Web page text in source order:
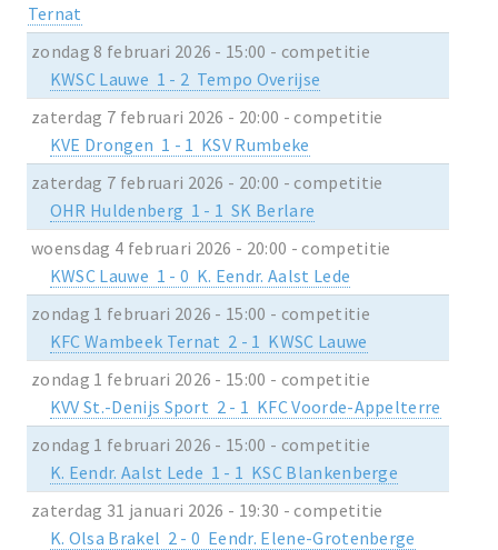
Ternat
zondag 8 februari 2026 - 15:00 - competitie
KWSC Lauwe 1 - 2 Tempo Overijse
zaterdag 7 februari 2026 - 20:00 - competitie
KVE Drongen 1 - 1 KSV Rumbeke
zaterdag 7 februari 2026 - 20:00 - competitie
OHR Huldenberg 1 - 1 SK Berlare
woensdag 4 februari 2026 - 20:00 - competitie
KWSC Lauwe 1 - 0 K. Eendr. Aalst Lede
zondag 1 februari 2026 - 15:00 - competitie
KFC Wambeek Ternat 2 - 1 KWSC Lauwe
zondag 1 februari 2026 - 15:00 - competitie
KVV St.-Denijs Sport 2 - 1 KFC Voorde-Appelterre
zondag 1 februari 2026 - 15:00 - competitie
K. Eendr. Aalst Lede 1 - 1 KSC Blankenberge
zaterdag 31 januari 2026 - 19:30 - competitie
K. Olsa Brakel 2 - 0 Eendr. Elene-Grotenberge